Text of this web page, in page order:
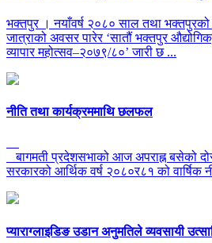
भक्तपुर । नयाँवर्ष २०८० साल तथा भक्तपुरको
जात्राको अवसर पारेर ‘सातौं भक्तपुर
व्यापार महोत्सव–२०७९/८०’ जारी छ ...
नीति तथा कार्यक्रममाथि छलफल
बागमती प्रदेशसभाको आज अपराह्न बसेको
सरकारको आर्थिक वर्ष २०८०र८१ को वार्षिक
प्याराग्लाइडिङ उडान अनुमतिले व्यवसायी